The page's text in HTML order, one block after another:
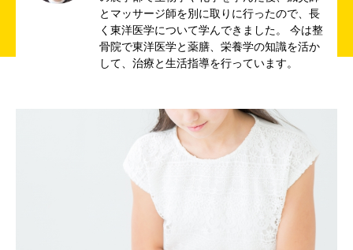
とマッサージ師を別に取りに行ったので、長
く東洋医学について学んできました。 今は整
骨院で東洋医学と薬膳、栄養学の知識を活か
して、治療と生活指導を行っています。